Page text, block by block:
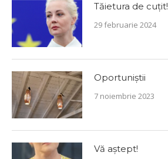
Tăietura de cuțit!
29 februarie 2024
Oportuniștii
7 noiembrie 2023
Vă aștept!